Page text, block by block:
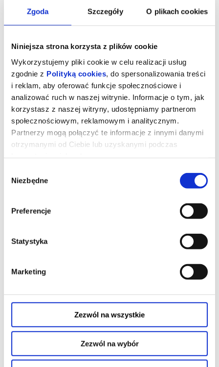
Zgoda Szczegóły O plikach cookies
Niniejsza strona korzysta z plików cookie
Wykorzystujemy pliki cookie w celu realizacji usług
zgodnie z Polityką cookies , do spersonalizowania treści
i reklam, aby oferować funkcje społecznościowe i
analizować ruch w naszej witrynie. Informacje o tym, jak
korzystasz z naszej witryny, udostępniamy partnerom
społecznościowym, reklamowym i analitycznym.
Partnerzy mogą połączyć te informacje z innymi danymi
otrzymanymi od Ciebie lub uzyskanymi podczas
zgody
Niezbędne
Preferencje
Statystyka
Marketing
Zezwól na wszystkie
Zezwól na wybór
WIELKA GALA OPEROWA:
KRZYSZTOF KNAPCZYK -
CARMEN, LA TRAVIATA,
TURANDOT
14.10.2028, Gdańsk
kup bilet
LESZEK MOŻDŻER SOLO -
IMPREZA KONTRAHENTA
ZEWNĘTRZNEGO
27.09.2026, Kielce
NA RAUSZU NA PIERWSZY RZUT OKA
kup bilet
SZTUKA WYWIADU
26.10.2026, Warszawa
kup bilet
SZTUKA WYWIADU
27.10.2026, Warszawa
kup bilet